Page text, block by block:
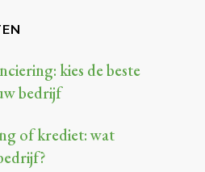
kies de beste
bedrijf
of krediet: wat